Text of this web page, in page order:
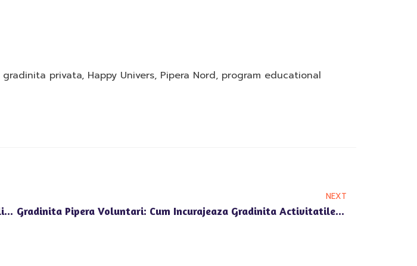
gradinita privata, Happy Univers, Pipera Nord, program educational
Gradinita Sensul Giratoriu Pipera: Infrastructura Moderna Si Facilitati Diverse
NEXT
Gradinita Pipera Voluntari: Cum Incurajeaza Gradinita Activitatile Sportive